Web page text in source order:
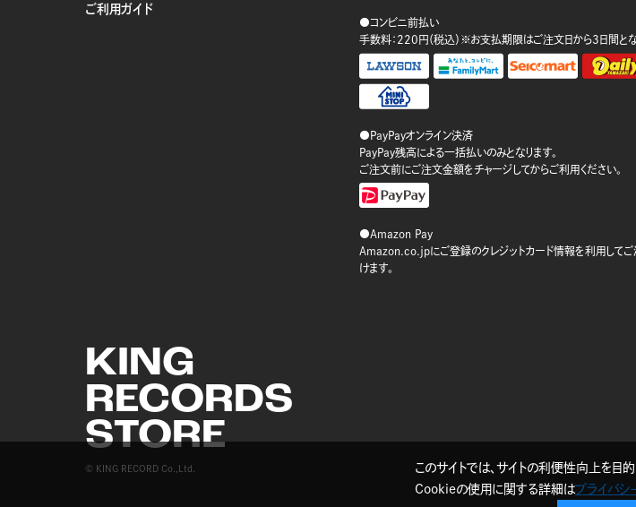
ご利用ガイド
KING
RECORDS
STORE
© KING RECORD Co.,Ltd.
●コンビニ前払い
手数料：220円（税込）※お支払期限はご注文日から3日間と
●PayPayオンライン決済
PayPay残高による一括払いのみとなります。
ご注文前にご注文金額をチャージしてからご利用ください。
●Amazon Pay
Amazon.co.jpにご登録のクレジットカード情報を利用してご
けます。
このサイトでは、サイトの利便性向上を目
Cookieの使用に関する詳細はプライバシ